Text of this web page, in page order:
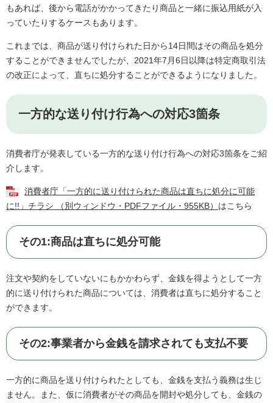
もあれば、後から電話がかかってきたり商品と一緒に振込用紙が入
っていたりするケースもあります。
これまでは、商品が送り付けられた日から14日間はその商品を処分
することができませんでしたが、2021年7月6日以降は特定商取引法
の改正によって、直ちに処分することができるようになりました。
一方的な送り付け行為への対応3箇条
消費者庁が発表している一方的な送り付け行為への対応3箇条をご紹
介します。
消費者庁「一方的に送り付けられた商品は直ちに処分に可能
に!!」チラシ （別ウィンドウ・PDFファイル・955KB） はこちら
その1:商品は直ちに処分可能
注文や契約をしていないにもかかわらず、金銭を得ようとして一方
的に送り付けられた商品については、消費者は直ちに処分すること
ができます。
その2:事業者から金銭を請求されても支払不要
一方的に商品を送り付けられたとしても、金銭を支払う義務は生じ
ません。また、仮に消費者がその商品を開封や処分しても、金銭の